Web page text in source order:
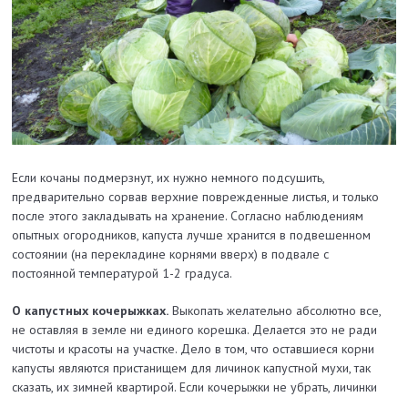
Если кочаны подмерзнут, их нужно немного подсушить,
предварительно сорвав верхние поврежденные листья, и только
после этого закладывать на хранение. Согласно наблюдениям
опытных огородников, капуста лучше хранится в подвешенном
состоянии (на перекладине корнями вверх) в подвале с
постоянной температурой 1-2 градуса.
О капустных кочерыжках. Выкопать желательно абсолютно все,
не оставляя в земле ни единого корешка. Делается это не ра­ди
чистоты и красоты на участке. Дело в том, что оставшиеся корни
капусты являются пристанищем для личинок капустной мухи, так
сказать, их зимней квартирой. Если кочерыжки не убрать, личинки